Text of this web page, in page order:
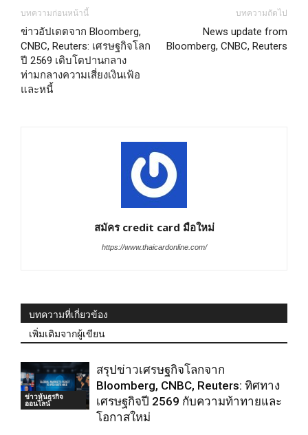
บทความก่อนหน้านี้
ข่าวอัปเดตจาก Bloomberg,
CNBC, Reuters: เศรษฐกิจโลก
ปี 2569 เติบโตปานกลาง
ท่ามกลางความเสี่ยงเงินเฟ้อ
และหนี้
บทความถัดไป
News update from
Bloomberg, CNBC, Reuters
สมัคร credit card มือใหม่
https://www.thaicardonline.com/
บทความที่เกี่ยวข้อง
เพิ่มเติมจากผู้เขียน
ข่าวหุ้นธุรกิจ
ออนไลน์
สรุปข่าวเศรษฐกิจโลกจาก
Bloomberg, CNBC, Reuters: ทิศทาง
เศรษฐกิจปี 2569 กับความท้าทายและ
โอกาสใหม่